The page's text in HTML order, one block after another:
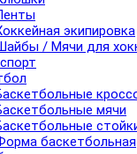
экипировка
/ Мячи для
мячи
баскетбольная